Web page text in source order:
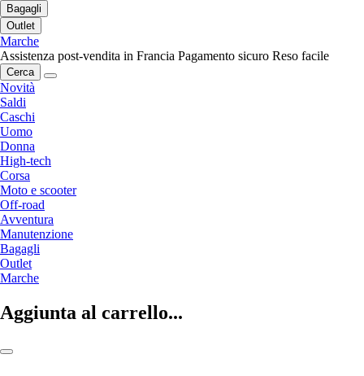
Bagagli
Outlet
Marche
Assistenza post-vendita in Francia Pagamento sicuro Reso facile
Cerca
Novità
Saldi
Caschi
Uomo
Donna
High-tech
Corsa
Moto e scooter
Off-road
Avventura
Manutenzione
Bagagli
Outlet
Marche
Aggiunta al carrello...